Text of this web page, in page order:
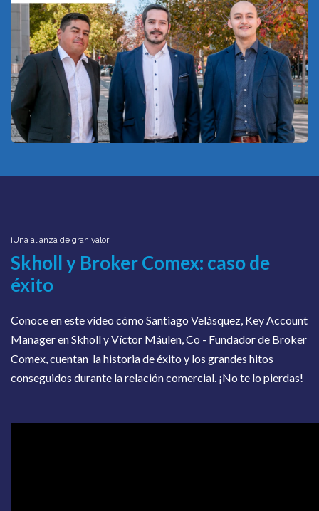
¡Una alianza de gran valor!
Skholl y Broker Comex: caso de
éxito
Conoce en este vídeo cómo Santiago Velásquez, Key Account
Manager en Skholl y Víctor Máulen, Co - Fundador de Broker
Comex, cuentan la historia de éxito y los grandes hitos
conseguidos durante la relación comercial. ¡No te lo pierdas!